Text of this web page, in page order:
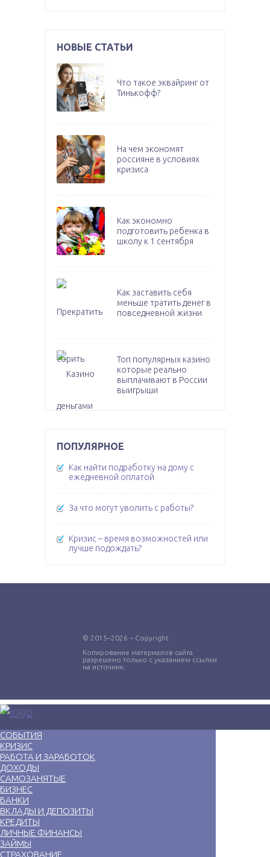
НОВЫЕ СТАТЬИ
Что такое эквайринг от
Тинькофф?
На чем экономят
россияне в условиях
кризиса
Как экономно
подготовить ребенка в
школу к 1 сентября
Как заставить себя
меньше тратить денег в
повседневной жизни
Топ популярных казино
которые реально
выплачивают в России
выигрыши
ПОПУЛЯРНОЕ
Как найти подработку на дому с
ежедневной оплатой
За что могут уволить с работы?
Кризис – время возможностей или
лучше подождать?
© 2015–2026 – Copyright
Копирование материалов сайта
разрешено только с указанием ссылки
на источник.
СОБЫТИЯ
КРИЗИС
РАБОТА И ЗАРАБОТОК
ДОХОДЫ
САМОЗАНЯТЫЕ
БИЗНЕС
БАНКИ
ВКЛАДЫ И ДЕПОЗИТЫ
КРЕДИТЫ
ЛИЧНЫЕ ФИНАНСЫ
ЗАЙМЫ
СТРАХОВАНИЕ